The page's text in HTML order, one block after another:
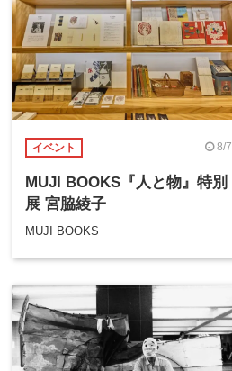
イベント 8/7
MUJI BOOKS『人と物』特別
展 宮脇綾子
MUJI BOOKS